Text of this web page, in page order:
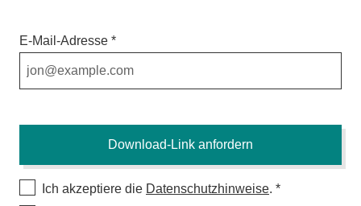
E-Mail-Adresse
Ich akzeptiere die Datenschutzhinweise.